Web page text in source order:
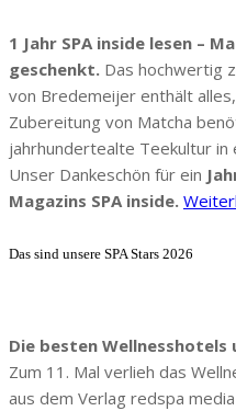
1 Jahr SPA inside lesen –
geschenkt. Das hochwertig
von Bredemeijer enthält
Zubereitung von Matcha
jahrhundertealte Teekultur in
Unser Dankeschön für ein
Magazins SPA inside.
Das sind unsere SPA Stars 2026
Die besten Wellnesshotels
Zum 11. Mal verlieh das
aus dem Verlag redspa